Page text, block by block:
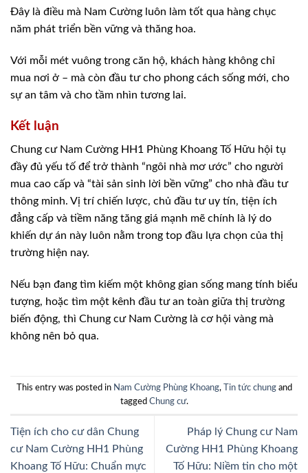
Đây là điều mà Nam Cường luôn làm tốt qua hàng chục
năm phát triển bền vững và thăng hoa.
Với mỗi mét vuông trong căn hộ, khách hàng không chỉ
mua nơi ở – mà còn đầu tư cho phong cách sống mới, cho
sự an tâm và cho tầm nhìn tương lai.
Kết luận
Chung cư Nam Cường HH1 Phùng Khoang Tố Hữu hội tụ
đầy đủ yếu tố để trở thành “ngôi nhà mơ ước” cho người
mua cao cấp và “tài sản sinh lời bền vững” cho nhà đầu tư
thông minh. Vị trí chiến lược, chủ đầu tư uy tín, tiện ích
đẳng cấp và tiềm năng tăng giá mạnh mẽ chính là lý do
khiến dự án này luôn nằm trong top đầu lựa chọn của thị
trường hiện nay.
Nếu bạn đang tìm kiếm một không gian sống mang tính biểu
tượng, hoặc tìm một kênh đầu tư an toàn giữa thị trường
biến động, thì Chung cư Nam Cường là cơ hội vàng mà
không nên bỏ qua.
This entry was posted in Nam Cường Phùng Khoang, Tin tức chungand
tagged Chung cư.
Tiện ích cho cư dân Chung
cư Nam Cường HH1 Phùng
Khoang Tố Hữu: Chuẩn mực
Pháp lý Chung cư Nam
Cường HH1 Phùng Khoang
Tố Hữu: Niềm tin cho một